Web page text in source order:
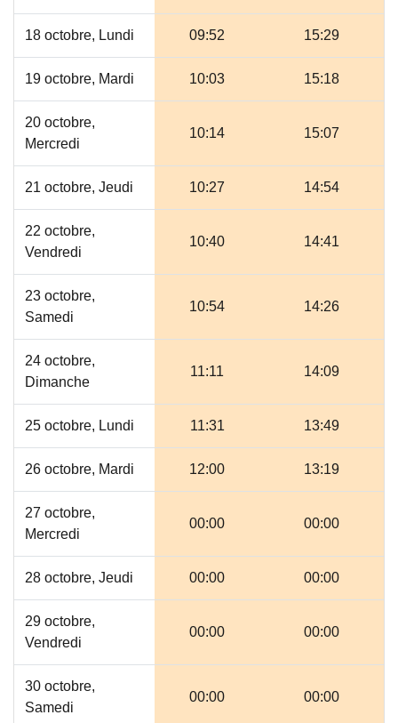
18 octobre, Lundi 09:52 15:29
19 octobre, Mardi 10:03 15:18
20 octobre,
Mercredi
10:14 15:07
21 octobre, Jeudi 10:27 14:54
22 octobre,
Vendredi
10:40 14:41
23 octobre,
Samedi
10:54 14:26
24 octobre,
Dimanche
11:11 14:09
25 octobre, Lundi 11:31 13:49
26 octobre, Mardi 12:00 13:19
27 octobre,
Mercredi
00:00 00:00
28 octobre, Jeudi 00:00 00:00
29 octobre,
Vendredi
00:00 00:00
30 octobre,
Samedi
00:00 00:00